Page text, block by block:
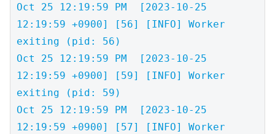
Oct 25 12:19:59 PM  [2023-10-25
12:19:59 +0900] [56] [INFO] Worker
exiting (pid: 56)
Oct 25 12:19:59 PM  [2023-10-25
12:19:59 +0900] [59] [INFO] Worker
exiting (pid: 59)
Oct 25 12:19:59 PM  [2023-10-25
12:19:59 +0900] [57] [INFO] Worker